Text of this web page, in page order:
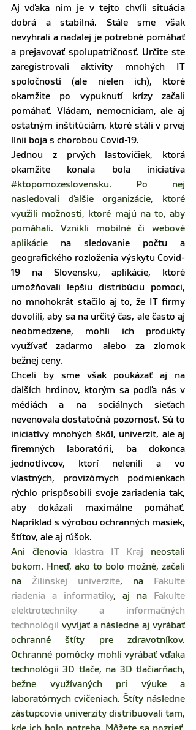
Aj vďaka nim je v tejto chvíli situácia
dobrá a stabilná. Stále sme však
nevyhrali a naďalej je potrebné pomáhať
a prejavovať spolupatričnosť. Určite ste
zaregistrovali aktivity mnohých IT
spoločností (ale nielen ich), ktoré
okamžite po vypuknutí krízy začali
pomáhať. Vládam, nemocniciam, ale aj
ostatným inštitúciám, ktoré stáli v prvej
línii boja s chorobou Covid-19.
Jednou z prvých lastovičiek, ktorá
okamžite konala bola iniciatíva
#ktopomozeslovensku. Po nej
nasledovali ďalšie organizácie, ktoré
využili možnosti, ktoré majú na to, aby
pomáhali. Vznikli mobilné či webové
aplikácie
na sledovanie počtu a
geografického rozloženia výskytu Covid-
19 na Slovensku, aplikácie, ktoré
umožňovali lepšiu distribúciu pomoci,
no mnohokrát stačilo aj to, že IT firmy
dovolili, aby sa na určitý čas, ale často aj
neobmedzene, mohli ich produkty
využívať zadarmo alebo za zlomok
bežnej ceny.
Chceli by sme však poukázať aj na
ďalších hrdinov, ktorým sa podľa nás v
médiách a na sociálnych sieťach
nevenovala dostatočná pozornosť. Sú to
iniciatívy mnohých škôl, univerzít, ale aj
firemných laboratórií, ba dokonca
jednotlivcov, ktorí nelenili a vo
vlastných, provizórnych podmienkach
rýchlo prispôsobili svoje zariadenia tak,
aby dokázali maximálne pomáhať.
Napríklad s výrobou ochranných masiek,
štítov, ale aj rúšok.
Ani členovia klastra IT Kraj neostali
bokom. Hneď, ako to bolo možné, začali
na Žilinskej univerzite, na Fakulte
riadenia a informatiky, aj na Fakulte
elektrotechniky a informačných
technológií vyvíjať a následne aj vyrábať
ochranné štíty pre zdravotníkov.
Ochranné pomôcky mohli vyrábať vďaka
technológii 3D tlače, na 3D tlačiarňach,
bežne využívaných pri výuke a
laboratórnych cvičeniach. Štíty následne
zástupcovia univerzity distribuovali tam,